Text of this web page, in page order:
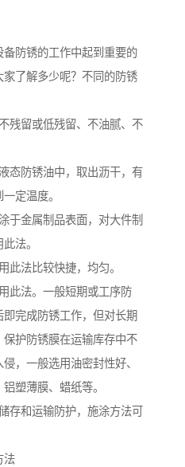
备防锈的工作中起到重要的
了解多少呢？不同的防锈
残留或低残留、不油腻、不
态防锈油中，取出沥干，有
定温度。
于金属制品表面，对大件制
法。
此法比较快捷，均匀。
此法。一般短期或工序防
完成防锈工作，但对长期
护防锈膜在运输库存中不
，一般选用油密封性好、
塑薄膜、蜡纸等。
存和运输防护，施涂方法可
法